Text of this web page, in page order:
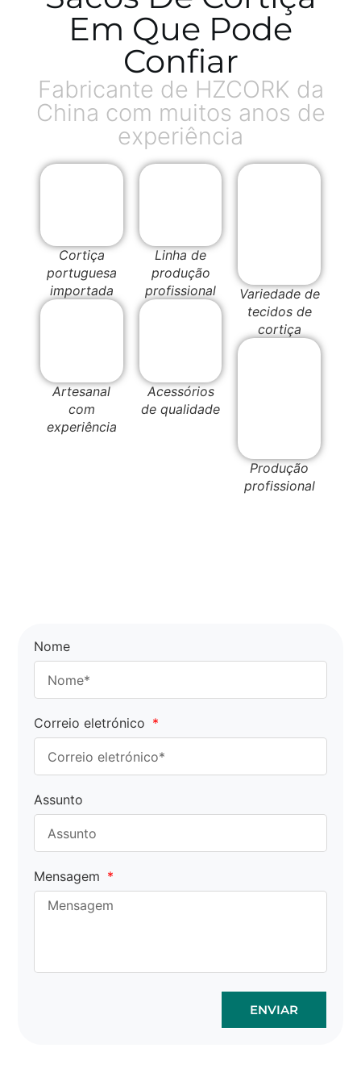
Em Que Pode
Confiar
Fabricante de HZCORK da
China com muitos anos de
experiência
Cortiça
portuguesa
importada
Artesanal
com
experiência
Linha de
produção
profissional
Acessórios
de qualidade
Variedade de
tecidos de
cortiça
Produção
profissional
Nome
Correio eletrónico
Assunto
Mensagem
ENVIAR